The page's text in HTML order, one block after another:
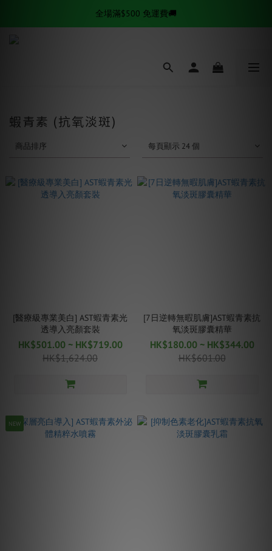
✨逆齡秘訣✨ 金絲拉提套組熱賣中
全場滿$500 免運費🚚
蝦青素 (抗氧淡斑)
商品排序 每頁顯示 24 個
[醫療級專業美白] AST蝦青素光
透導入亮顏套裝
HK$501.00 ~ HK$719.00
HK$1,624.00
[7日逆轉無暇肌膚]AST蝦青素抗
氧淡斑膠囊精華
HK$180.00 ~ HK$344.00
HK$601.00
NEW